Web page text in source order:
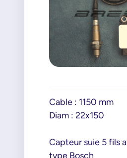
Cable : 1150 mm
Diam : 22x150
Capteur suie 5 fils
type Bosch